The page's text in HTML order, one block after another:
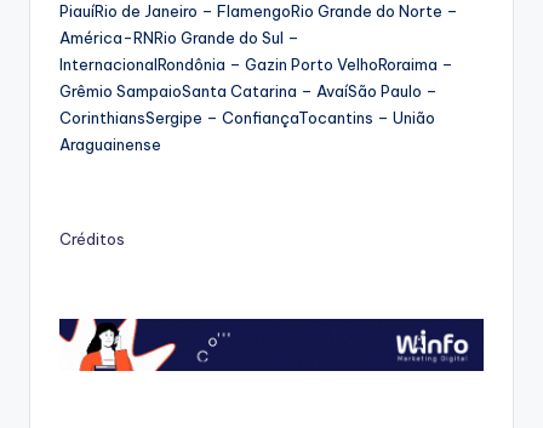
PiauíRio de Janeiro – FlamengoRio Grande do Norte –
América-RNRio Grande do Sul –
InternacionalRondônia – Gazin Porto VelhoRoraima –
Grêmio SampaioSanta Catarina – AvaíSão Paulo –
CorinthiansSergipe – ConfiançaTocantins – União
Araguainense
Créditos